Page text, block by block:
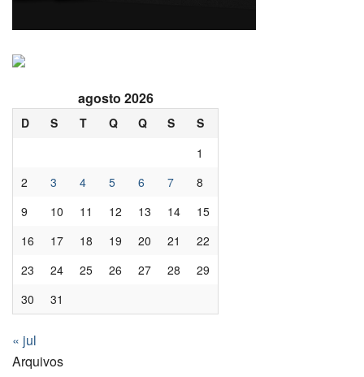
agosto 2026
D S T Q Q S
S
1
2
3 4 5 6 7
8
9
10 11 12 13 14
15
16
17 18 19 20 21
22
23
24 25 26 27 28
29
30
31
« jul
Arquivos